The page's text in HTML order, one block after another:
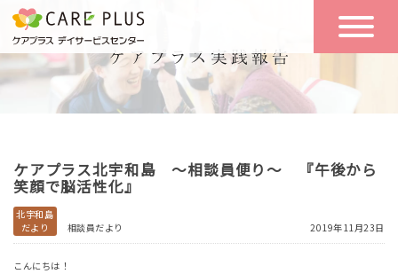
こんな方に
おすすめ
一日の流れ
一日体験
空き状況
実践報告
ケアプラス北宇和島 ～相談員便り～ 『午後から
笑顔で脳活性化』
北宇和島
だより
相談員だより 2019年11月23日
こんにちは！